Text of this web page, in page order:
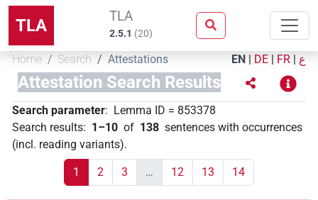
TLA TLA
2.5.1 (20)
Home Search Attestations EN | DE | FR | ع
Attestation Search Results
Search parameter: Lemma ID = 853378
Search results: 1–10 of 138 sentences with occurrences
(incl. reading variants).
1 2 3 … 12 13 14